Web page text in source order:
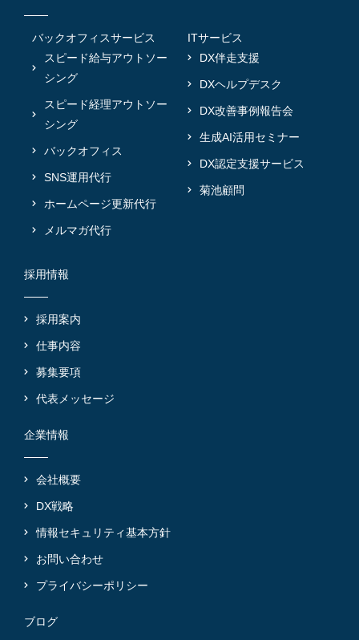
バックオフィスサービス
スピード給与アウトソー
シング
スピード経理アウトソー
シング
バックオフィス
SNS運用代行
ホームページ更新代行
メルマガ代行
ITサービス
DX伴走支援
DXヘルプデスク
DX改善事例報告会
生成AI活用セミナー
DX認定支援サービス
菊池顧問
採用情報
採用案内
仕事内容
募集要項
代表メッセージ
企業情報
会社概要
DX戦略
情報セキュリティ基本方針
お問い合わせ
プライバシーポリシー
ブログ